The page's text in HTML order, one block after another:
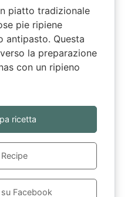
piatto tradizionale
pie ripiene
antipasto. Questa
la preparazione
con un ripieno
ricetta
Recipe
Facebook